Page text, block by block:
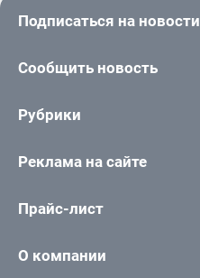
Подписаться на новости
Сообщить новость
Рубрики
Реклама на сайте
Прайс-лист
О компании